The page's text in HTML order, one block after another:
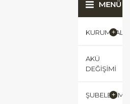
MENÜ
KURUMSAL
AKÜ
DEĞIŞIMI